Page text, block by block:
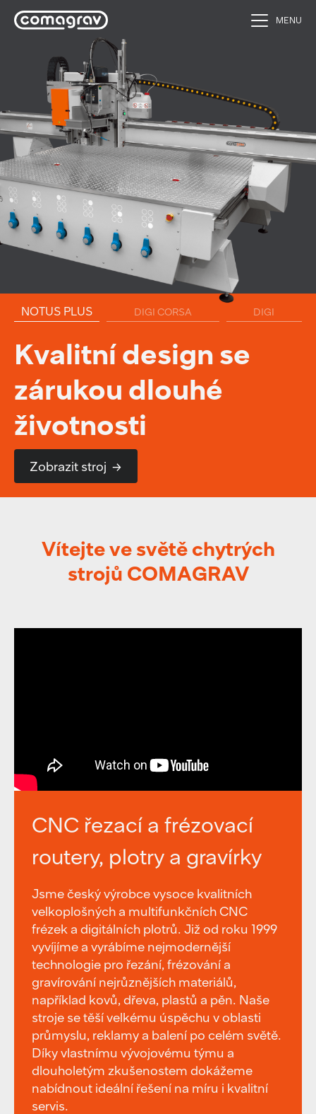
MENU
Kvalitní design se
zárukou dlouhé
životnosti
Zobrazit stroj
NOTUS PLUS DIGI CORSA DIGI
Vítejte ve světě chytrých
strojů COMAGRAV
CNC řezací a frézovací
routery, plotry a gravírky
Jsme český výrobce vysoce kvalitních
velkoplošných a multifunkčních CNC
frézek a digitálních plotrů. Již od roku 1999
vyvíjíme a vyrábíme nejmodernější
technologie pro řezání, frézování a
gravírování nejrůznějších materiálů,
například kovů, dřeva, plastů a pěn. Naše
stroje se těší velkému úspěchu v oblasti
průmyslu, reklamy a balení po celém světě.
Díky vlastnímu vývojovému týmu a
dlouholetým zkušenostem dokážeme
nabídnout ideální řešení na míru i kvalitní
servis.